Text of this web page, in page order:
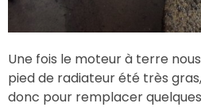
Une fois le moteur à terre
pied de radiateur été très
donc pour remplacer